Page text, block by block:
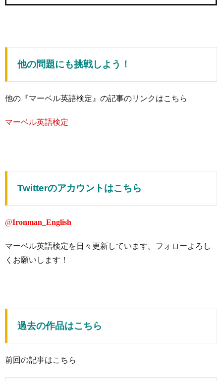
他の問題にも挑戦しよう！
他の『マーベル英語検定』の記事のリンクはこちら
マーベル英語検定
Twitterのアカウントはこちら
@Ironman_English
マーベル英語検定を日々更新しています。フォローよろし
くお願いします！
過去の作品はこちら
前回の記事はこちら